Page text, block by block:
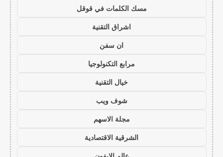
مسك الكلمات في قوقل
اشراق التقنية
ان سفن
مرابع التكنولوجيا
خيال التقنية
شوف ويب
مجلة الاسهم
الشرقية الاقتصادية